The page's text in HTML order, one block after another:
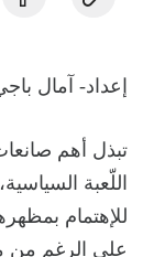
إعداد- آمال
تبذل أهم
اللّعبة
للإهتمام
على الرغم من